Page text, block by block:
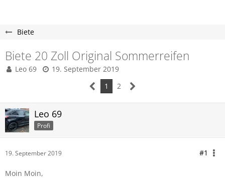
Biete
Biete 20 Zoll Original Sommerreifen
Leo 69
19. September 2019
1
2
Leo 69
Profi
19. September 2019 #1
Moin Moin,